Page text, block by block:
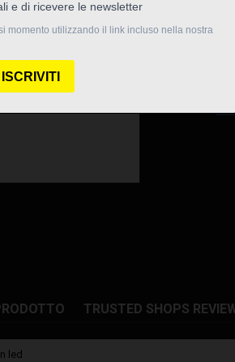
Quantità
TRUSTED SHOPS
led